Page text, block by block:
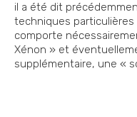
il a été dit
techniques particulières
comporte
Xénon » et
supplémentaire, une «